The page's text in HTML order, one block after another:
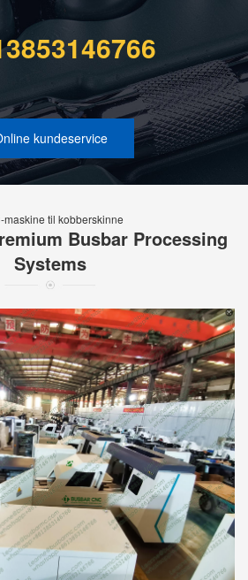
kundeservice
maskine til kobberskinne
Busbar Processing
Systems